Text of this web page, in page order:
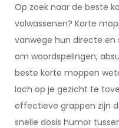
Op zoek naar de beste
volwassenen? Korte
vanwege hun directe
om woordspelingen,
beste korte moppen
lach op je gezicht te
effectieve grappen zijn
snelle dosis humor